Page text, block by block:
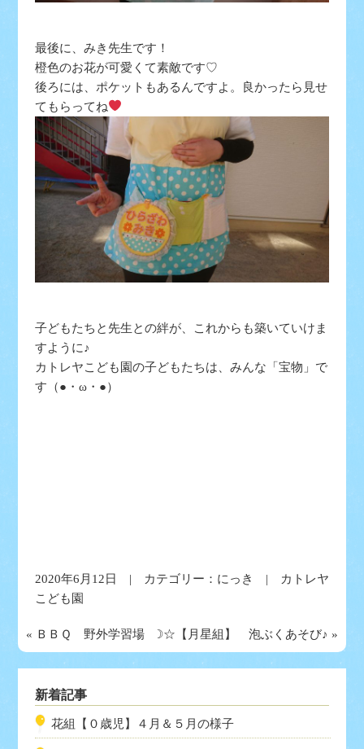
最後に、みき先生です！
橙色のお花が可愛くて素敵です♡
後ろには、ポケットもあるんですよ。良かったら見せ
てもらってね
子どもたちと先生との絆が、これからも築いていけま
すように♪
カトレヤこども園の子どもたちは、みんな「宝物」で
す（●・ω・●）
2020年6月12日 | カテゴリー： にっき
| カトレヤ
こども園
« ＢＢＱ 野外学習場 ☽☆【月星組】 泡ぶくあそび♪ »
新着記事
花組【０歳児】４月＆５月の様子